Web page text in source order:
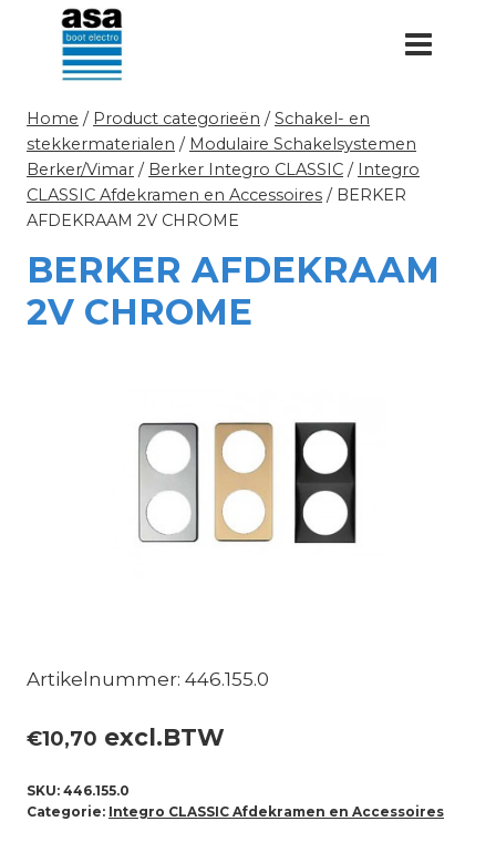
Doorgaan
inhoud
Home / Product categorieën / Schakel- en
stekkermaterialen / Modulaire Schakelsystemen
Berker/Vimar / Berker Integro CLASSIC / Integro
CLASSIC Afdekramen en Accessoires / BERKER
AFDEKRAAM 2V CHROME
BERKER AFDEKRAAM
2V CHROME
Artikelnummer: 446.155.0
€10,70 excl.BTW
SKU: 446.155.0
Categorie: Integro CLASSIC Afdekramen en Accessoires